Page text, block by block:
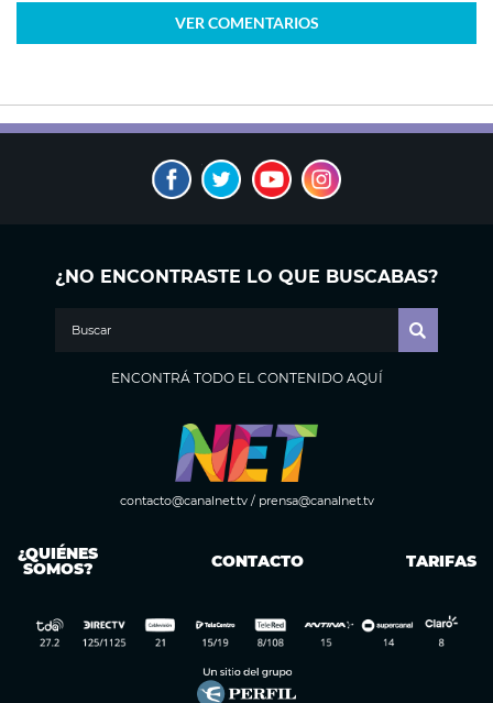
VER COMENTARIOS
¿NO ENCONTRASTE LO QUE BUSCABAS?
ENCONTRÁ TODO EL CONTENIDO AQUÍ
contacto@canalnet.tv/ prensa@canalnet.tv
¿QUIÉNES
SOMOS? CONTACTO TARIFAS